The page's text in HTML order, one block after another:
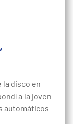
la disco en
a la joven
automáticos